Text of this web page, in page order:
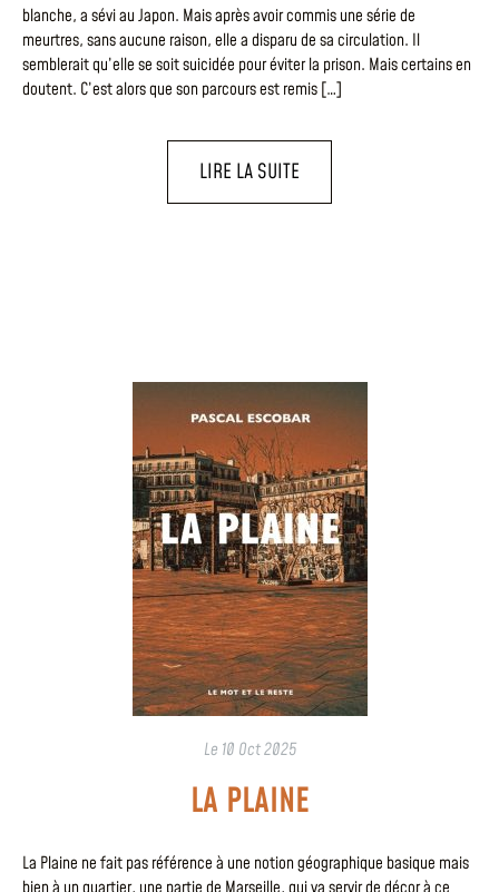
blanche, a sévi au Japon. Mais après avoir commis une série de
meurtres, sans aucune raison, elle a disparu de sa circulation. Il
semblerait qu’elle se soit suicidée pour éviter la prison. Mais certains en
doutent. C’est alors que son parcours est remis […]
LIRE LA SUITE
Le 10 Oct 2025
LA PLAINE
La Plaine ne fait pas référence à une notion géographique basique mais